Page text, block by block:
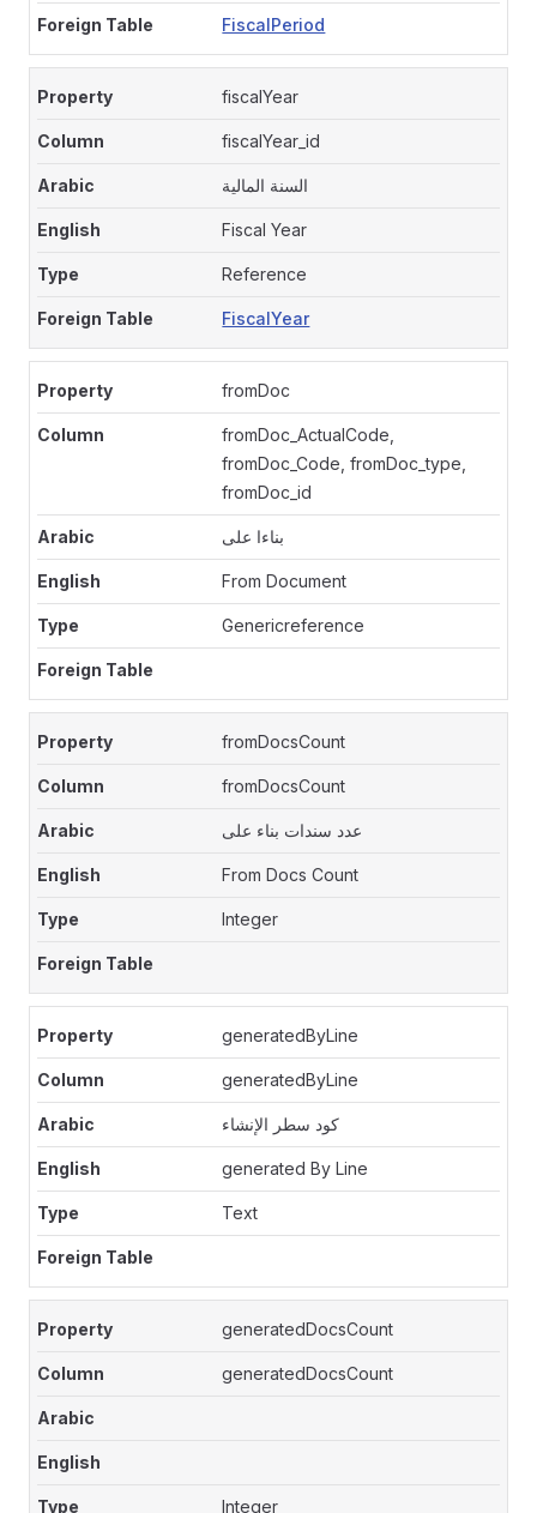
FiscalPeriod
fiscalYear
fiscalYear_id
السنة المالية
Fiscal Year
Reference
FiscalYear
fromDoc
fromDoc_ActualCode,
fromDoc_Code, fromDoc_type,
fromDoc_id
بناءا على
From Document
Genericreference
fromDocsCount
fromDocsCount
عدد سندات بناء على
From Docs Count
Integer
generatedByLine
generatedByLine
كود سطر الإنشاء
generated By Line
Text
generatedDocsCount
generatedDocsCount
Integer